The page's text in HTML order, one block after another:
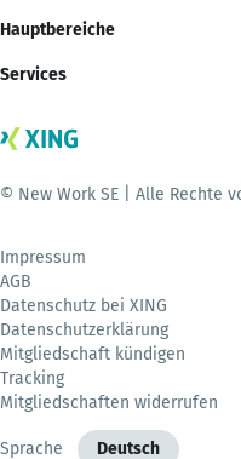
Hauptbereiche
Services
© New Work SE | Alle Rechte
Impressum
AGB
Datenschutz bei XING
Datenschutzerklärung
Mitgliedschaft kündigen
Tracking
Mitgliedschaften widerrufen
Sprache Deutsch